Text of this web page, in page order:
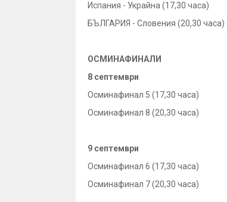
Испания - Украйна (17,30 часа)
БЪЛГАРИЯ - Словения (20,30 часа)
ОСМИНАФИНАЛИ
8 септември
Осминафинал 5 (17,30 часа)
Осминафинал 8 (20,30 часа)
9 септември
Осминафинал 6 (17,30 часа)
Осминафинал 7 (20,30 часа)